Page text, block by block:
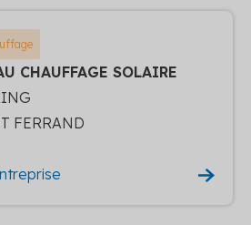
CHAUFFAGE SOLAIRE
FERRAND